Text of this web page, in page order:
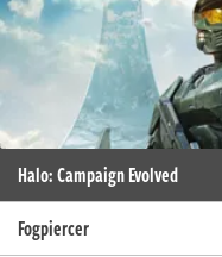
Halo: Campaign Evolved
Fogpiercer